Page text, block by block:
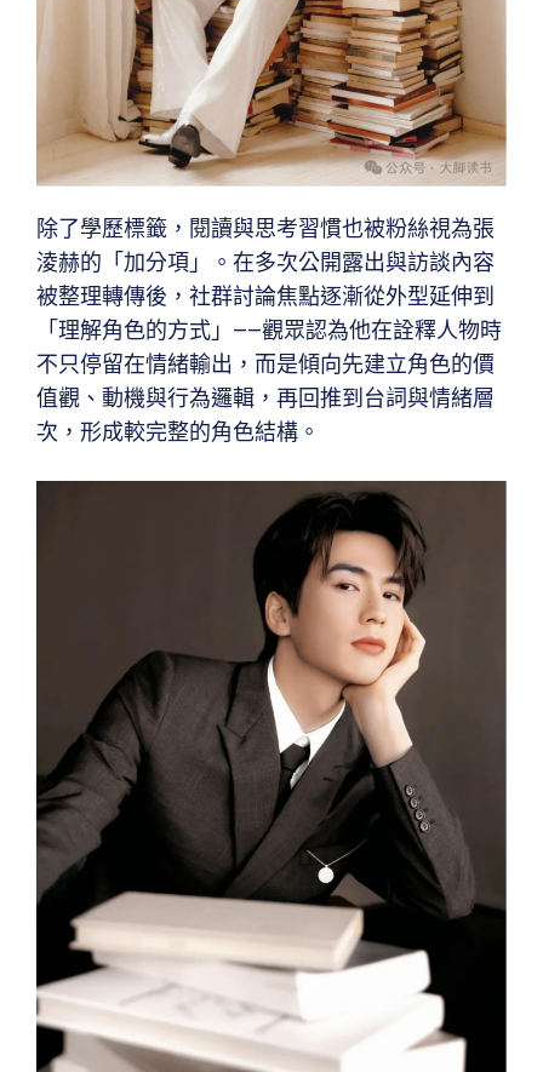
除了學歷標籤，閱讀與思考習慣也被粉絲視為張
淩赫的「加分項」。在多次公開露出與訪談內容
被整理轉傳後，社群討論焦點逐漸從外型延伸到
「理解角色的方式」——觀眾認為他在詮釋人物時
不只停留在情緒輸出，而是傾向先建立角色的價
值觀、動機與行為邏輯，再回推到台詞與情緒層
次，形成較完整的角色結構。